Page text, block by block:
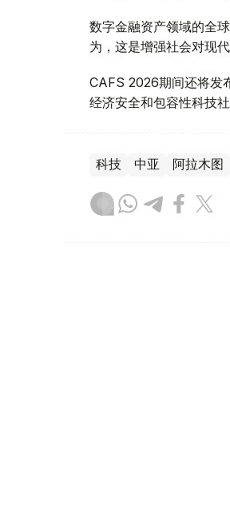
数字金融资产领域的全
为，这是增强社会对现
CAFS 2026期间还将发
经济安全和包容性科技
科技 中亚 阿拉木图